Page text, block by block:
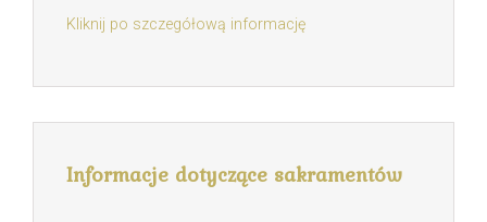
Kliknij po szczegółową informację
Informacje dotyczące sakramentów